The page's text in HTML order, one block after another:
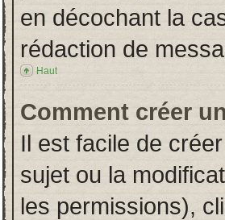
en décochant la
rédaction de
Haut
Comment créer
Il est facile de
sujet ou la
les permissions),